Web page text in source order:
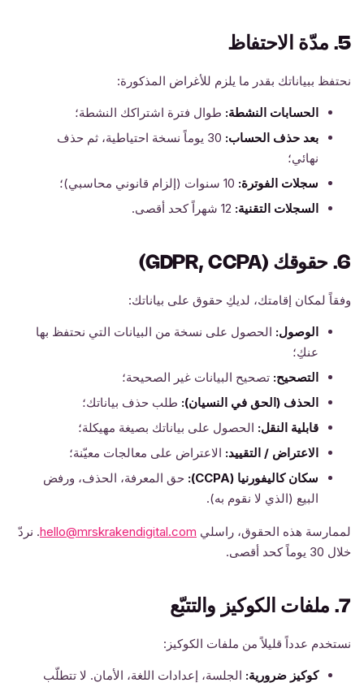
5. مدّة الاحتفاظ
نحتفظ ببياناتك بقدر ما يلزم للأغراض المذكورة:
الحسابات النشطة: طوال فترة اشتراكك النشطة؛
بعد حذف الحساب:
30 يوماً نسخة احتياطية، ثم حذف
نهائي؛
سجلات الفوترة:
السجلات التقنية:
6. حقوقك (GDPR, CCPA)
وفقاً لمكان إقامتك، لديكِ حقوق على بياناتك:
الوصول: الحصول على نسخة من البيانات التي نحتفظ بها
عنكِ؛
التصحيح: تصحيح البيانات غير الصحيحة؛
الحذف (الحق في النسيان): طلب حذف بياناتك؛
قابلية النقل: الحصول على بياناتك بصيغة مهيكلة؛
الاعتراض / التقييد: الاعتراض على معالجات معيّنة؛
سكان كاليفورنيا (CCPA):
حق المعرفة، الحذف، ورفض
البيع (الذي لا نقوم به).
لممارسة هذه الحقوق، راسلي hello@mrskrakendigital.com. نردّ
خلال 30 يوماً كحد أقصى.
7. ملفات الكوكيز والتتبّع
نستخدم عدداً قليلاً من ملفات الكوكيز:
كوكيز ضرورية: الجلسة، إعدادات اللغة، الأمان. لا تتطلّب